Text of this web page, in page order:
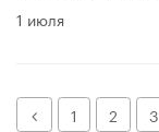
1 июля
Назад1 2 3